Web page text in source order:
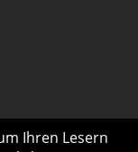
Ihren Lesern